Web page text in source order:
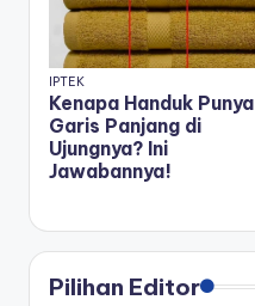
IPTEK
Kenapa Handuk Punya
Garis Panjang di
Ujungnya? Ini
Jawabannya!
Pilihan Editor